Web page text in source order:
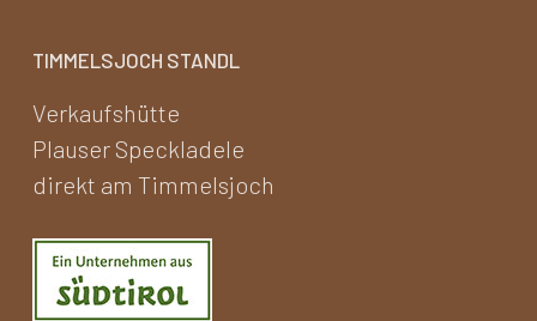
TIMMELSJOCH STANDL
Verkaufshütte
Plauser Speckladele
direkt am Timmelsjoch